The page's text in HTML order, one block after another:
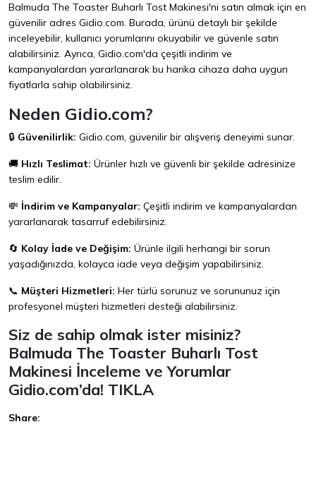
Balmuda The Toaster Buharlı Tost Makinesi'ni satın almak için en
güvenilir adres Gidio.com. Burada, ürünü detaylı bir şekilde
inceleyebilir, kullanıcı yorumlarını okuyabilir ve güvenle satın
alabilirsiniz. Ayrıca, Gidio.com'da çeşitli indirim ve
kampanyalardan yararlanarak bu harika cihaza daha uygun
fiyatlarla sahip olabilirsiniz.
Neden Gidio.com?
🔒 Güvenilirlik: Gidio.com, güvenilir bir alışveriş deneyimi sunar.
🚚 Hızlı Teslimat: Ürünler hızlı ve güvenli bir şekilde adresinize
teslim edilir.
💸 İndirim ve Kampanyalar: Çeşitli indirim ve kampanyalardan
yararlanarak tasarruf edebilirsiniz.
🔄 Kolay İade ve Değişim: Ürünle ilgili herhangi bir sorun
yaşadığınızda, kolayca iade veya değişim yapabilirsiniz.
📞 Müşteri Hizmetleri: Her türlü sorunuz ve sorununuz için
profesyonel müşteri hizmetleri desteği alabilirsiniz.
Siz de sahip olmak ister misiniz?
Balmuda The Toaster Buharlı Tost
Makinesi İnceleme ve Yorumlar
Gidio.com’da! TIKLA
Share: